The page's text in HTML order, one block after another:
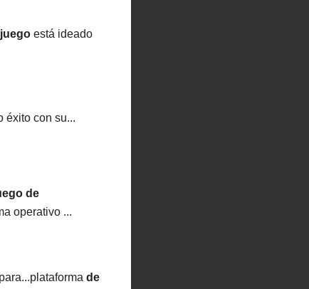
juego está ideado
éxito con su...
de
operativo ...
de